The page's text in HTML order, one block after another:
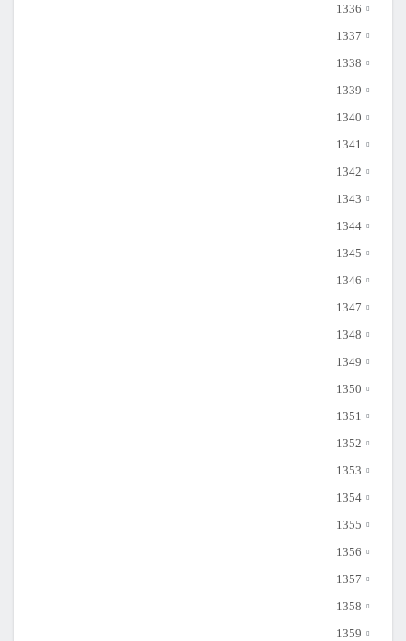
1336
1337
1338
1339
1340
1341
1342
1343
1344
1345
1346
1347
1348
1349
1350
1351
1352
1353
1354
1355
1356
1357
1358
1359